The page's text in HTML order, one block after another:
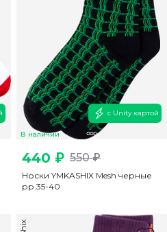
В наличии
с Unity картой
440 ₽ 550 ₽
Носки YMKASHIX Mesh черные
рр.35-40